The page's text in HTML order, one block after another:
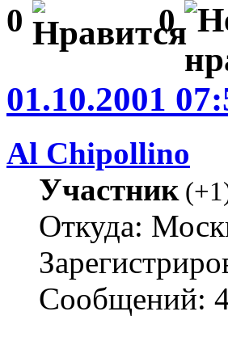
0 0
01.10.2001
Al Chipollino
Участник(+1
Откуда:
Сообщений: